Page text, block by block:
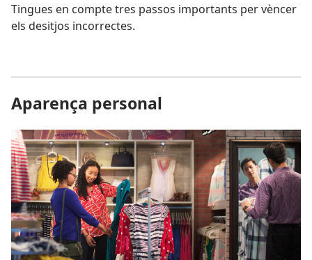
Tingues en compte tres passos importants per vèncer
els desitjos incorrectes.
Aparença personal